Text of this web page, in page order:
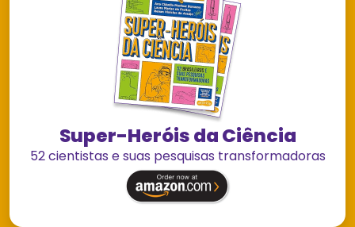
Super-Heróis da Ciência
52 cientistas e suas pesquisas transformadoras